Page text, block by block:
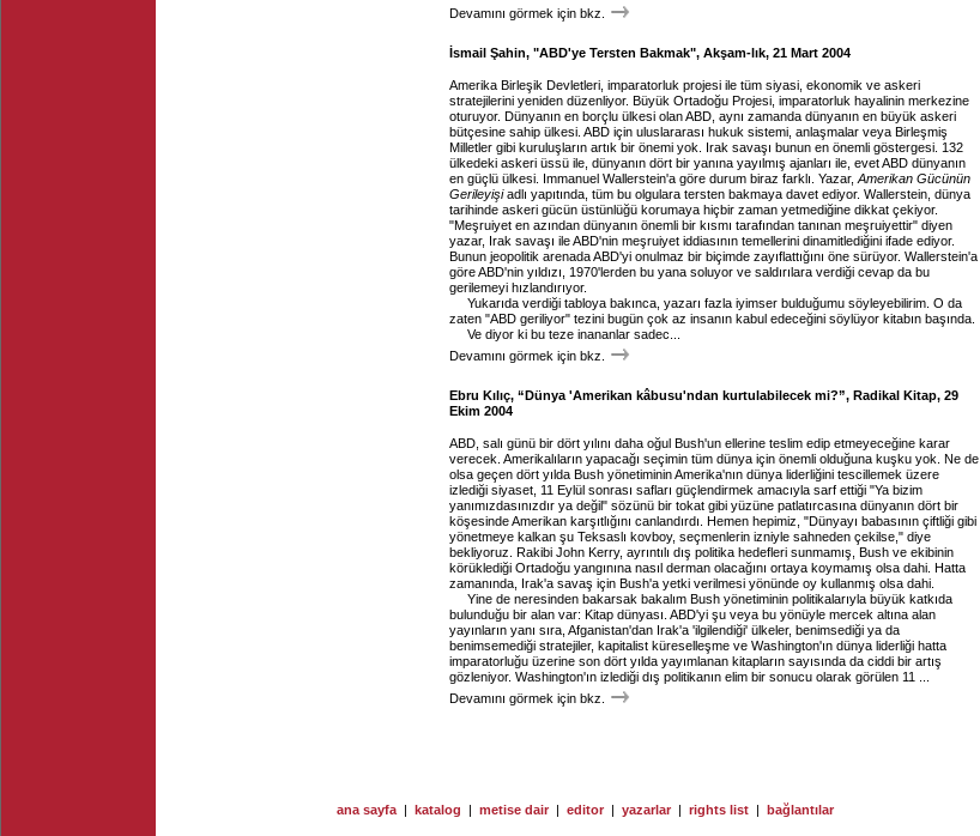
Devamını görmek için bkz.
İsmail Şahin, "ABD'ye Tersten Bakmak", Akşam-lık, 21 Mart 2004
Amerika Birleşik Devletleri, imparatorluk projesi ile tüm siyasi, ekonomik ve askeri
stratejilerini yeniden düzenliyor. Büyük Ortadoğu Projesi, imparatorluk hayalinin merkezine
oturuyor. Dünyanın en borçlu ülkesi olan ABD, aynı zamanda dünyanın en büyük askeri
bütçesine sahip ülkesi. ABD için uluslararası hukuk sistemi, anlaşmalar veya Birleşmiş
Milletler gibi kuruluşların artık bir önemi yok. Irak savaşı bunun en önemli göstergesi. 132
ülkedeki askeri üssü ile, dünyanın dört bir yanına yayılmış ajanları ile, evet ABD dünyanın
en güçlü ülkesi. Immanuel Wallerstein'a göre durum biraz farklı. Yazar, Amerikan Gücünün
Gerileyişiadlı yapıtında, tüm bu olgulara tersten bakmaya davet ediyor. Wallerstein, dünya
tarihinde askeri gücün üstünlüğü korumaya hiçbir zaman yetmediğine dikkat çekiyor.
"Meşruiyet en azından dünyanın önemli bir kısmı tarafından tanınan meşruiyettir" diyen
yazar, Irak savaşı ile ABD'nin meşruiyet iddiasının temellerini dinamitlediğini ifade ediyor.
Bunun jeopolitik arenada ABD'yi onulmaz bir biçimde zayıflattığını öne sürüyor. Wallerstein'a
göre ABD'nin yıldızı, 1970'lerden bu yana soluyor ve saldırılara verdiği cevap da bu
gerilemeyi hızlandırıyor.
Yukarıda verdiği tabloya bakınca, yazarı fazla iyimser bulduğumu söyleyebilirim. O da
zaten "ABD geriliyor" tezini bugün çok az insanın kabul edeceğini söylüyor kitabın başında.
Ve diyor ki bu teze inananlar sadec...
Devamını görmek için bkz.
Ebru Kılıç, “Dünya 'Amerikan kâbusu'ndan kurtulabilecek mi?”, Radikal Kitap, 29
Ekim 2004
ABD, salı günü bir dört yılını daha oğul Bush'un ellerine teslim edip etmeyeceğine karar
verecek. Amerikalıların yapacağı seçimin tüm dünya için önemli olduğuna kuşku yok. Ne de
olsa geçen dört yılda Bush yönetiminin Amerika'nın dünya liderliğini tescillemek üzere
izlediği siyaset, 11 Eylül sonrası safları güçlendirmek amacıyla sarf ettiği "Ya bizim
yanımızdasınızdır ya değil" sözünü bir tokat gibi yüzüne patlatırcasına dünyanın dört bir
köşesinde Amerikan karşıtlığını canlandırdı. Hemen hepimiz, "Dünyayı babasının çiftliği gibi
yönetmeye kalkan şu Teksaslı kovboy, seçmenlerin izniyle sahneden çekilse," diye
bekliyoruz. Rakibi John Kerry, ayrıntılı dış politika hedefleri sunmamış, Bush ve ekibinin
körüklediği Ortadoğu yangınına nasıl derman olacağını ortaya koymamış olsa dahi. Hatta
zamanında, Irak'a savaş için Bush'a yetki verilmesi yönünde oy kullanmış olsa dahi.
Yine de neresinden bakarsak bakalım Bush yönetiminin politikalarıyla büyük katkıda
bulunduğu bir alan var: Kitap dünyası. ABD'yi şu veya bu yönüyle mercek altına alan
yayınların yanı sıra, Afganistan'dan Irak'a 'ilgilendiği' ülkeler, benimsediği ya da
benimsemediği stratejiler, kapitalist küreselleşme ve Washington'ın dünya liderliği hatta
imparatorluğu üzerine son dört yılda yayımlanan kitapların sayısında da ciddi bir artış
gözleniyor. Washington'ın izlediği dış politikanın elim bir sonucu olarak görülen 11 ...
Devamını görmek için bkz.
ana sayfa | katalog | metise dair | editor | yazarlar | rights list | bağlantılar